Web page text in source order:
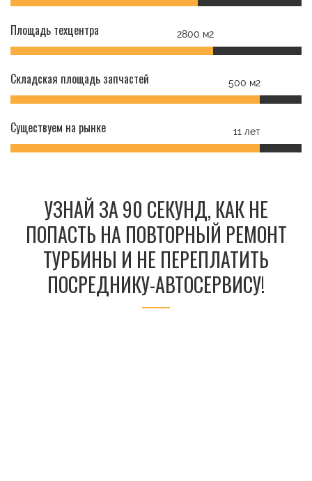
Площадь техцентра 2800 м2
Складская площадь запчастей 500 м2
Существуем на рынке 11 лет
УЗНАЙ ЗА 90 СЕКУНД, КАК НЕ
ПОПАСТЬ НА ПОВТОРНЫЙ РЕМОНТ
ТУРБИНЫ И НЕ ПЕРЕПЛАТИТЬ
ПОСРЕДНИКУ-АВТОСЕРВИСУ!